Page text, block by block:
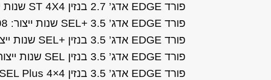
פורד EDGE אדג’ 2.7 בנזין ST 4X4 שנות ייצור: 2019, 2020
פורד EDGE אדג’ 3.5 +SEL שנות ייצור: 2008, 2009, 2010, 2011, 2012, 2013
פורד EDGE אדג’ 3.5 בנזין +SEL שנות ייצור: 2014, 2015
פורד EDGE אדג’ 3.5 בנזין SEL שנות ייצור: 2014
פורד EDGE אדג’ 3.5 בנזין SEL Plus 4×4 שנות ייצור: 2016, 2017, 2018